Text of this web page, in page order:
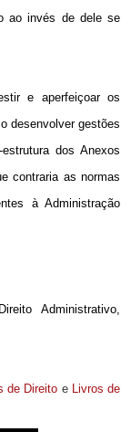
ao invés de dele se
e aperfeiçoar os
desenvolver gestões
dos Anexos
contraria as normas
à Administração
Administrativo,
de Direito e Livros de